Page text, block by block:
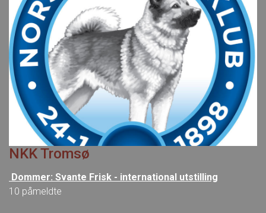
NKK Tromsø
Dommer: Svante Frisk - international utstilling
10 påmeldte